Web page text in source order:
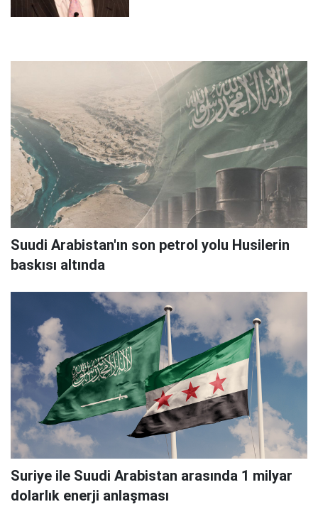
Suudi Arabistan'ın son petrol yolu Husilerin
baskısı altında
Suriye ile Suudi Arabistan arasında 1 milyar
dolarlık enerji anlaşması